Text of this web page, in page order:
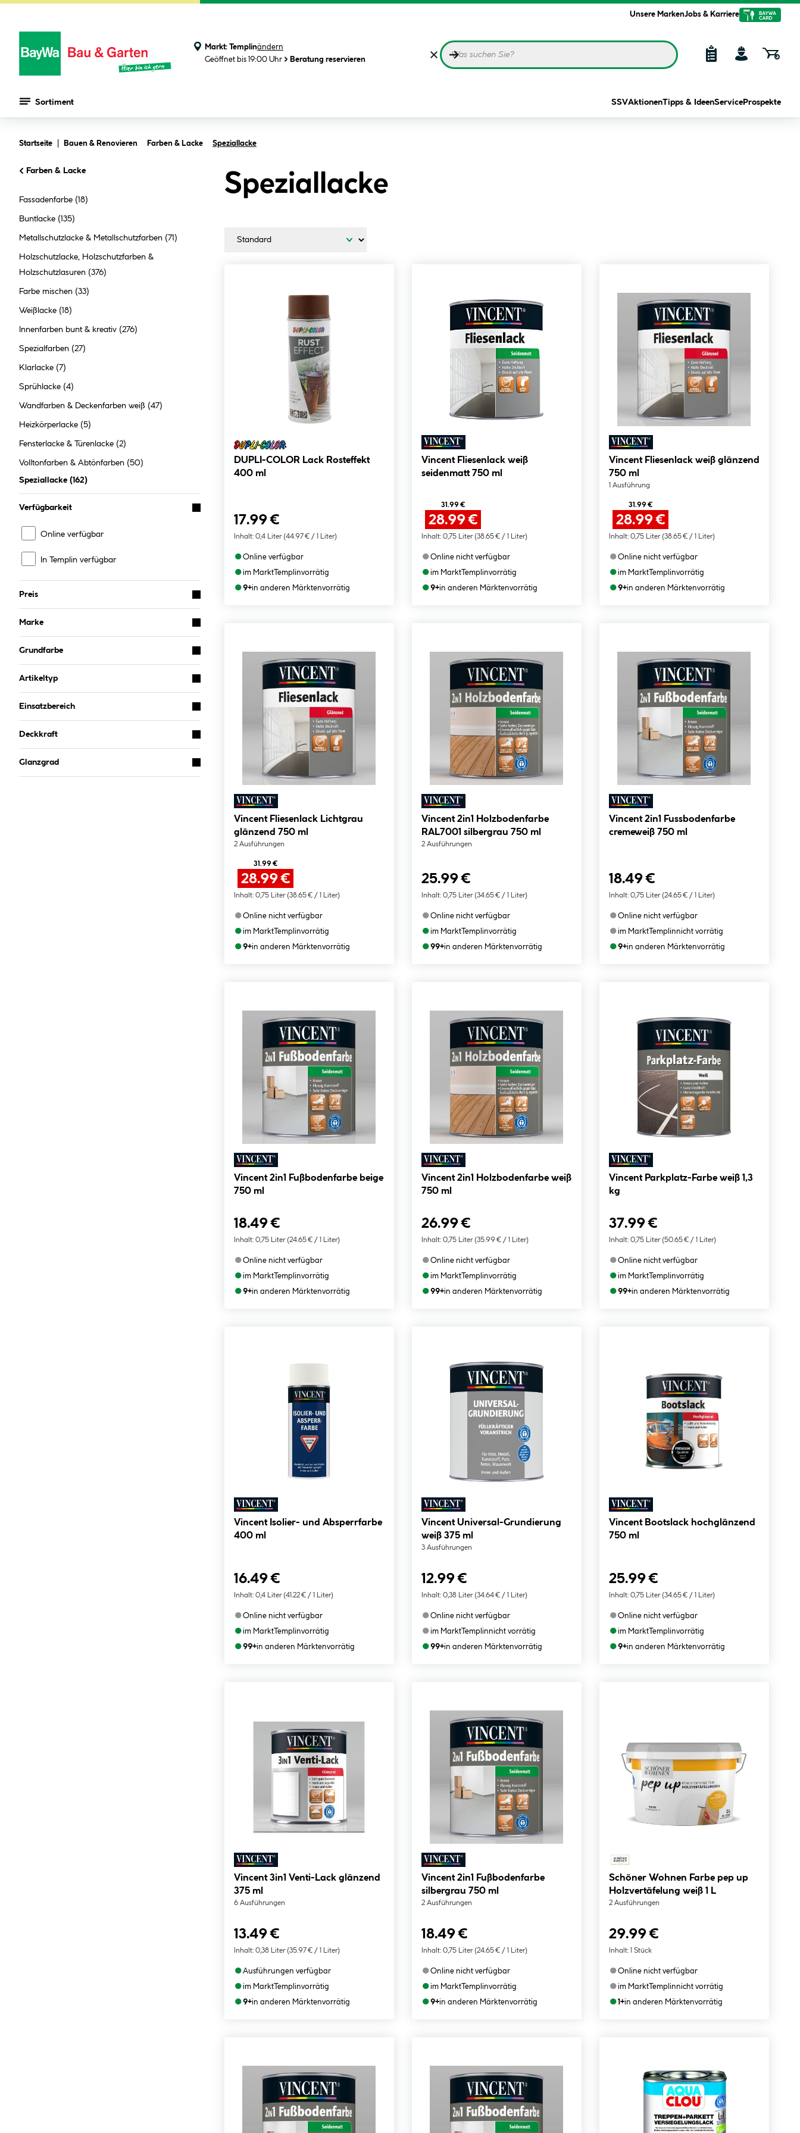
Unsere MarkenJobs & Karriere
Markt: Templinändern
Geöffnet bis 19:00 Uhr
Beratung reservieren
Sortiment SSVAktionenTipps & IdeenService Prospekte
Startseite Bauen & Renovieren Farben & Lacke Speziallacke
Farben & Lacke
Fassadenfarbe (18)
Buntlacke (135)
Metallschutzlacke & Metallschutzfarben (71)
Holzschutzlacke, Holzschutzfarben &
Holzschutzlasuren (376)
Farbe mischen (33)
Weißlacke (18)
Innenfarben bunt & kreativ (276)
Spezialfarben (27)
Klarlacke (7)
Sprühlacke (4)
Wandfarben & Deckenfarben weiß (47)
Heizkörperlacke (5)
Fensterlacke & Türenlacke (2)
Volltonfarben & Abtönfarben (50)
Speziallacke (162)
Verfügbarkeit
Online verfügbar
In Templin verfügbar
Preis
Marke
Grundfarbe
Artikeltyp
Einsatzbereich
Deckkraft
Glanzgrad
Speziallacke
DUPLI-COLOR Lack Rosteffekt
400 ml
17.99 €
Inhalt: 0,4 Liter (44.97 € / 1 Liter)
●Online verfügbar
●im MarktTemplinvorrätig
●9+in anderen Märktenvorrätig
Vincent Fliesenlack weiß
seidenmatt 750 ml
31.99 €
28.99 €
Inhalt: 0,75 Liter (38.65 € / 1 Liter)
●Online nicht verfügbar
●im MarktTemplinvorrätig
●9+in anderen Märktenvorrätig
Vincent Fliesenlack weiß glänzend
750 ml
1 Ausführung
31.99 €
28.99 €
Inhalt: 0,75 Liter (38.65 € / 1 Liter)
●Online nicht verfügbar
●im MarktTemplinvorrätig
●9+in anderen Märktenvorrätig
Vincent Fliesenlack Lichtgrau
glänzend 750 ml
2 Ausführungen
31.99 €
28.99 €
Inhalt: 0,75 Liter (38.65 € / 1 Liter)
●Online nicht verfügbar
●im MarktTemplinvorrätig
●9+in anderen Märktenvorrätig
Vincent 2in1 Holzbodenfarbe
RAL7001 silbergrau 750 ml
2 Ausführungen
25.99 €
Inhalt: 0,75 Liter (34.65 € / 1 Liter)
●Online nicht verfügbar
●im MarktTemplinvorrätig
●99+in anderen Märktenvorrätig
Vincent 2in1 Fussbodenfarbe
cremeweiß 750 ml
18.49 €
Inhalt: 0,75 Liter (24.65 € / 1 Liter)
●Online nicht verfügbar
●im MarktTemplinnicht vorrätig
●9+in anderen Märktenvorrätig
Vincent 2in1 Fußbodenfarbe beige
750 ml
18.49 €
Inhalt: 0,75 Liter (24.65 € / 1 Liter)
●Online nicht verfügbar
●im MarktTemplinvorrätig
●9+in anderen Märktenvorrätig
Vincent 2in1 Holzbodenfarbe weiß
750 ml
26.99 €
Inhalt: 0,75 Liter (35.99 € / 1 Liter)
●Online nicht verfügbar
●im MarktTemplinvorrätig
●99+in anderen Märktenvorrätig
Vincent Parkplatz-Farbe weiß 1,3
kg
37.99 €
Inhalt: 0,75 Liter (50.65 € / 1 Liter)
●Online nicht verfügbar
●im MarktTemplinvorrätig
●99+in anderen Märktenvorrätig
Vincent Isolier- und Absperrfarbe
400 ml
16.49 €
Inhalt: 0,4 Liter (41.22 € / 1 Liter)
●Online nicht verfügbar
●im MarktTemplinvorrätig
●99+in anderen Märktenvorrätig
Vincent Universal-Grundierung
weiß 375 ml
3 Ausführungen
12.99 €
Inhalt: 0,38 Liter (34.64 € / 1 Liter)
●Online nicht verfügbar
●im MarktTemplinnicht vorrätig
●99+in anderen Märktenvorrätig
Vincent Bootslack hochglänzend
750 ml
25.99 €
Inhalt: 0,75 Liter (34.65 € / 1 Liter)
●Online nicht verfügbar
●im MarktTemplinvorrätig
●9+in anderen Märktenvorrätig
Vincent 3in1 Venti-Lack glänzend
375 ml
6 Ausführungen
13.49 €
Inhalt: 0,38 Liter (35.97 € / 1 Liter)
●Ausführungen verfügbar
●im MarktTemplinvorrätig
●9+in anderen Märktenvorrätig
Vincent 2in1 Fußbodenfarbe
silbergrau 750 ml
2 Ausführungen
18.49 €
Inhalt: 0,75 Liter (24.65 € / 1 Liter)
●Online nicht verfügbar
●im MarktTemplinvorrätig
●9+in anderen Märktenvorrätig
Schöner Wohnen Farbe pep up
Holzvertäfelung weiß 1 L
2 Ausführungen
29.99 €
Inhalt: 1 Stück
●Online nicht verfügbar
●im MarktTemplinnicht vorrätig
●1+in anderen Märktenvorrätig